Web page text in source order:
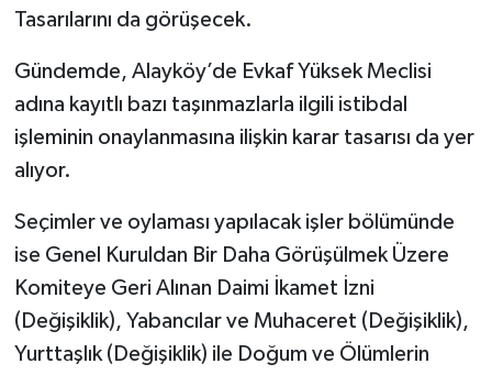
Tasarılarını da görüşecek.
Gündemde, Alayköy’de Evkaf Yüksek Meclisi
adına kayıtlı bazı taşınmazlarla ilgili istibdal
işleminin onaylanmasına ilişkin karar tasarısı da yer
alıyor.
Seçimler ve oylaması yapılacak işler bölümünde
ise Genel Kuruldan Bir Daha Görüşülmek Üzere
Komiteye Geri Alınan Daimi İkamet İzni
(Değişiklik), Yabancılar ve Muhaceret (Değişiklik),
Yurttaşlık (Değişiklik) ile Doğum ve Ölümlerin